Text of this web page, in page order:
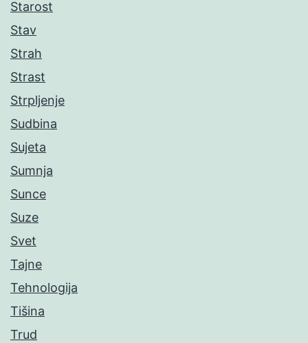
Starost
Stav
Strah
Strast
Strpljenje
Sudbina
Sujeta
Sumnja
Sunce
Suze
Svet
Tajne
Tehnologija
Tišina
Trud